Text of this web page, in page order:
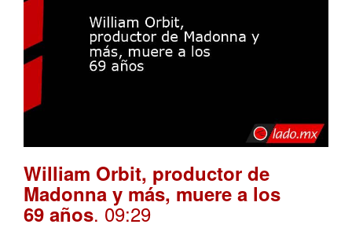
William Orbit, productor de
Madonna y más, muere a los
69 años. 09:29